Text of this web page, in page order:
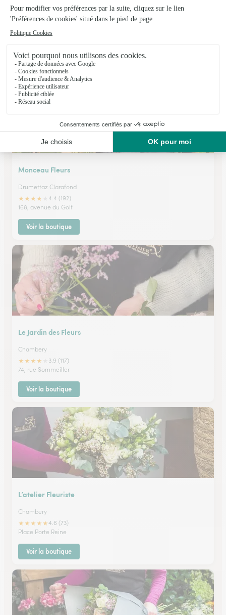
Cote Naturel
★★★★★4.6 (156)
Voir la boutique
Monceau Fleurs
Drumettaz Clarafond
★★★★
4.4 (192)
168, avenue du Golf
Voir la boutique
Le Jardin des Fleurs
Chambery
★★★★
3.9 (117)
74, rue Sommeiller
Voir la boutique
L’atelier Fleuriste
Chambery
★★★★★4.6 (73)
Place Porte Reine
Voir la boutique